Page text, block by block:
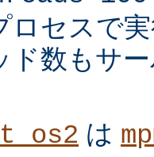
ロセスで
ド数もサ
は